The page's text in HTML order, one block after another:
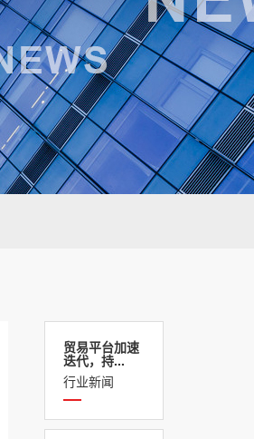
贸易平台加速
迭代，持...
行业新闻